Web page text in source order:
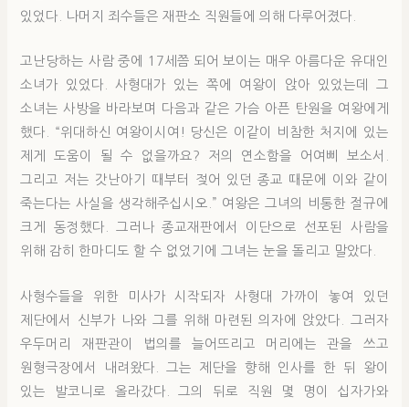
있었다. 나머지 죄수들은 재판소 직원들에 의해 다루어졌다.
고난당하는 사람 중에 17세쯤 되어 보이는 매우 아름다운 유대인
소녀가 있었다. 사형대가 있는 쪽에 여왕이 앉아 있었는데 그
소녀는 사방을 바라보며 다음과 같은 가슴 아픈 탄원을 여왕에게
했다. “위대하신 여왕이시여! 당신은 이같이 비참한 처지에 있는
제게 도움이 될 수 없을까요? 저의 연소함을 어여삐 보소서.
그리고 저는 갓난아기 때부터 젖어 있던 종교 때문에 이와 같이
죽는다는 사실을 생각해주십시오.” 여왕은 그녀의 비통한 절규에
크게 동정했다. 그러나 종교재판에서 이단으로 선포된 사람을
위해 감히 한마디도 할 수 없었기에 그녀는 눈을 돌리고 말았다.
사형수들을 위한 미사가 시작되자 사형대 가까이 놓여 있던
제단에서 신부가 나와 그를 위해 마련된 의자에 앉았다. 그러자
우두머리 재판관이 법의를 늘어뜨리고 머리에는 관을 쓰고
원형극장에서 내려왔다. 그는 제단을 향해 인사를 한 뒤 왕이
있는 발코니로 올라갔다. 그의 뒤로 직원 몇 명이 십자가와